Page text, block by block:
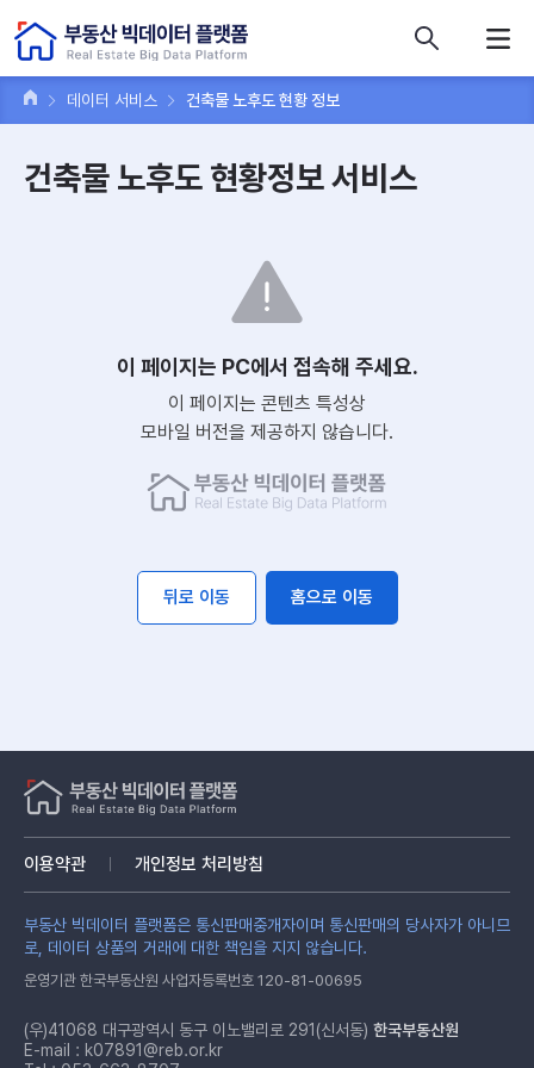
데이터 서비스 건축물 노후도 현황 정보
건축물 노후도 현황정보 서비스
이 페이지는 PC에서 접속해 주세요.
이 페이지는 콘텐츠 특성상
모바일 버전을 제공하지 않습니다.
뒤로 이동 홈으로 이동
이용약관 개인정보 처리방침
부동산 빅데이터 플랫폼은 통신판매중개자이며 통신판매의 당사자가 아니므
로, 데이터 상품의 거래에 대한 책임을 지지 않습니다.
운영기관 한국부동산원 사업자등록번호 120-81-00695
(우)41068 대구광역시 동구 이노밸리로 291(신서동) 한국부동산원
E-mail : k07891@reb.or.kr